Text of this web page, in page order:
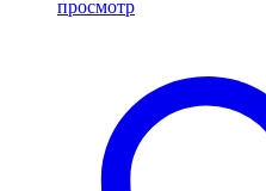
просмотр